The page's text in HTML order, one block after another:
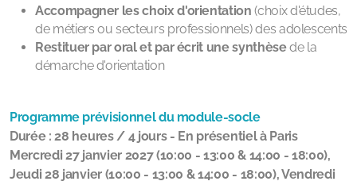
Accompagner les choix d'orientation (choix d'études,
de métiers ou secteurs professionnels) des adolescents
Restituer par oral et par écrit une synthèsede la
démarche d'orientation
Programme prévisionnel du module-socle
Durée : 28 heures / 4 jours - En présentiel à Paris
Mercredi 27 janvier 2027 (10:00 - 13:00 & 14:00 - 18:00),
Jeudi 28 janvier (10:00 - 13:00 & 14:00 - 18:00), Vendredi